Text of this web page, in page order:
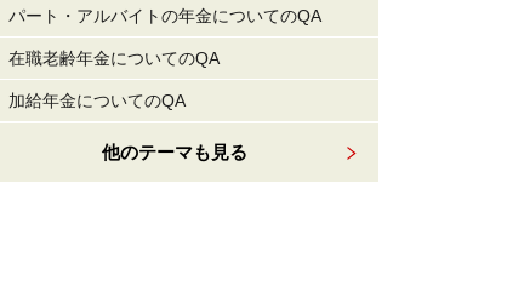
パート・アルバイトの年金についてのQA
在職老齢年金についてのQA
加給年金についてのQA
他のテーマも見る